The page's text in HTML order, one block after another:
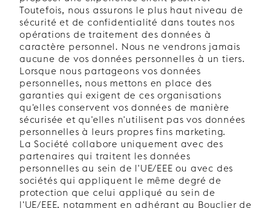
Toutefois, nous assurons le plus haut niveau de
sécurité et de confidentialité dans toutes nos
opérations de traitement des données à
caractère personnel. Nous ne vendrons jamais
aucune de vos données personnelles à un tiers.
Lorsque nous partageons vos données
personnelles, nous mettons en place des
garanties qui exigent de ces organisations
qu'elles conservent vos données de manière
sécurisée et qu'elles n'utilisent pas vos données
personnelles à leurs propres fins marketing.
La Société collabore uniquement avec des
partenaires qui traitent les données
personnelles au sein de l'UE/EEE ou avec des
sociétés qui appliquent le même degré de
protection que celui appliqué au sein de
l'UE/EEE, notamment en adhérant au Bouclier de